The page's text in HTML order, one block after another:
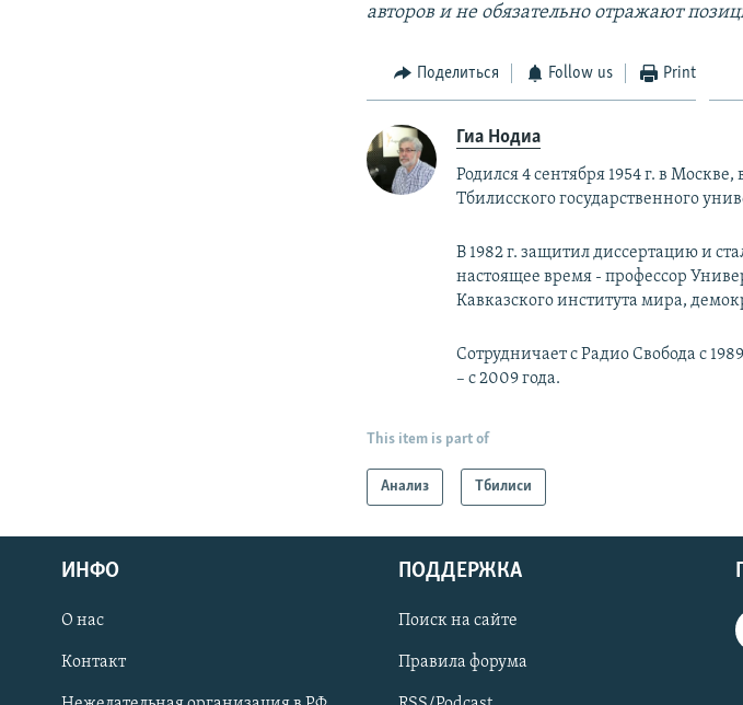
ПРИСОЕДИНЯЙТЕСЬ!
авторов и не обязательно отражают
Поделиться Follow us Print
Гиа Нодиа
Родился 4 сентября 1954 г. в
Тбилисского государственного
В 1982 г. защитил диссертацию и
настоящее время - профессор
Кавказского института мира,
Сотрудничает с Радио Свобода с
– с 2009 года.
This item is part of
Анализ Тбилиси
ИНФО
О нас
Контакт
ПОДДЕРЖКА
Поиск на сайте
Правила форума